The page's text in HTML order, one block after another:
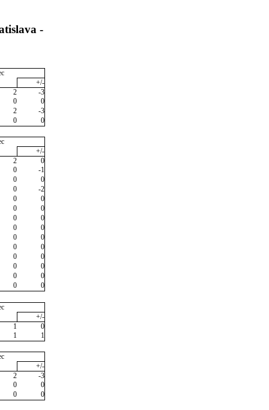
-
+/-
2
-3
0
0
2
-3
0
0
+/-
2
0
0
-1
0
0
0
-2
0
0
0
0
0
0
0
0
0
0
0
0
0
0
0
0
0
0
0
0
+/-
1
0
1
1
+/-
2
-3
0
0
0
0